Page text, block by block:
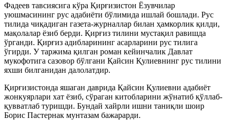
Фадеев тавсиясига кўра Қирғизистон Ёзувчилар
уюшмасининг рус адабиёти бўлимида ишлай бошлади. Рус
тилида чиқадиган газета-журналлар билан ҳамкорлик қилди,
мақолалар ёзиб берди. Қирғиз тилини мустақил равишда
ўрганди. Қирғиз адибларининг асарларини рус тилига
ўгирди. У таржима қилган роман кейинчалик Давлат
мукофотига сазовор бўлгани Қайсин Қулиевнинг рус тилини
яхши билганидан далолатдир.
Қирғизистонда яшаган даврида Қайсин Қулиевни адабиёт
жонкуярлари хат ёзиб, сўраган китобларини жўнатиб қўллаб-
қувватлаб туришди. Бундай хайрли ишни таниқли шоир
Борис Пастернак мунтазам бажарарди.